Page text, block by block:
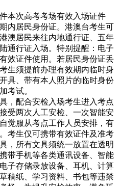
本次高考考场有效入场证件
内居民身份证。港澳台考生可
澳居民来往内地通行证、五年
通行证入场。特别提醒：电子
效证件使用。若居民身份证丢
生须提前办理有效期内临时身
具、带有本人照片的临时身份
考试。
，配合安检入场考生进入考点
受两次人工安检、一次智能安
觉服从考点工作人员安排，有
考生仅可携带有效证件及准考
，所有文具须统一放置在透明
带手机等各类通讯设备、智能
子存储录放设备、耳机、计算
稿纸、学习资料、书包等违禁